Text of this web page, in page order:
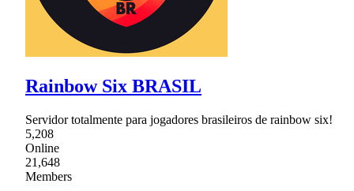
Rainbow Six BRASIL
Servidor totalmente para jogadores brasileiros de rainbow six!
5,208
Online
21,648
Members